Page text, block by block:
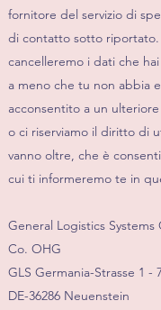
fornitore del servizio di
di contatto sotto riportato.
cancelleremo i dati che
a meno che tu non abbia
acconsentito a un
o ci riserviamo il diritto di
vanno oltre, che è
cui ti informeremo te in
General Logistics
Co. OHG
GLS Germania-Strasse 1 -
DE-36286 Neuenstein